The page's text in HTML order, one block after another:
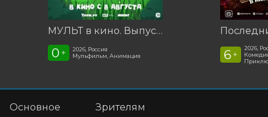
МУЛЬТ в кино. Выпуск №198. Некогда скучать
0 +
2026, Россия
Мульфильм, Анимация
6 +
2026,
Основное Зрителям